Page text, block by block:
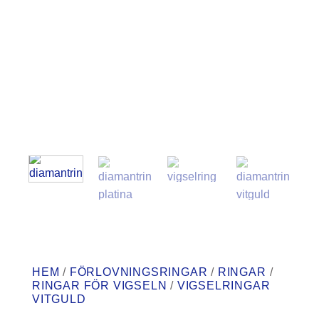
HEM / FÖRLOVNINGSRINGAR / RINGAR /
RINGAR FÖR VIGSELN / VIGSELRINGAR
VITGULD